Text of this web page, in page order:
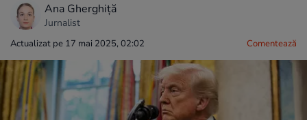
Ana Gherghiță
Jurnalist
Actualizat pe 17 mai 2025, 02:02 Comentează